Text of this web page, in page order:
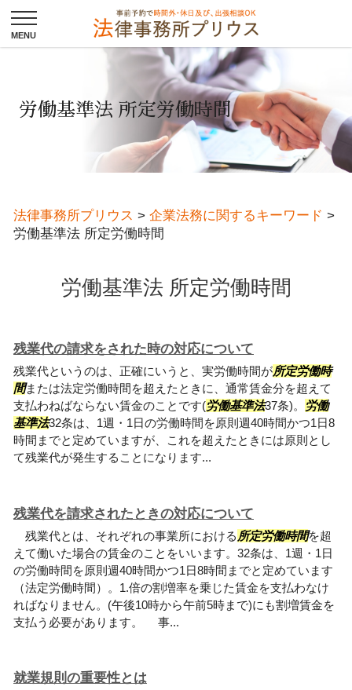
労働基準法 所定労働時間
法律事務所プリウス > 企業法務に関するキーワード >
労働基準法 所定労働時間
労働基準法 所定労働時間
残業代の請求をされた時の対応について
残業代というのは、正確にいうと、実労働時間が所定労働時
間または法定労働時間を超えたときに、通常賃金分を超えて
支払わねばならない賃金のことです(労働基準法37条)。
労働
基準法32条は、1週・1日の労働時間を原則週40時間かつ1日8
時間までと定めていますが、これを超えたときには原則とし
て残業代が発生することになります...
残業代を請求されたときの対応について
残業代とは、それぞれの事業所における 所定労働時間を超
えて働いた場合の賃金のことをいいます。32条は、1週・1日
の労働時間を原則週40時間かつ1日8時間までと定めています
（法定労働時間）。1.倍の割増率を乗じた賃金を支払わなけ
ればなりません。(午後10時から午前5時まで)にも割増賃金を
支払う必要があります。 事...
就業規則の重要性とは